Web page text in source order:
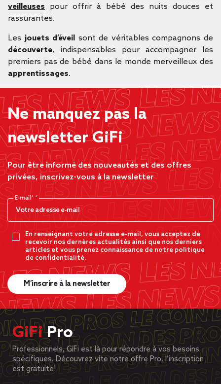
veilleuses pour offrir à bébé des nuits douces et
rassurantes.
Les jouets d’éveil sont de véritables compagnons de
découverte, indispensables pour accompagner les
premiers pas de bébé dans le monde merveilleux des
apprentissages.
Ne manquez pas la
newsletter GiFi
Pour être informé des nouveautés et des offres
privées, inscrivez-vous à la newsletter
E-mail*
En renseignant votre adresse e-mail, vous acceptez de
recevoir nos dernères actualités ainsi que nos derniers
articles et vous prenez connaissance de notre politique
de confidentialité.
M’inscrire à la newsletter
GiFiPro
Professionnels, GiFi est là pour répondre à vos besoins
spécifiques. Découvrez vite notre offre Pro, l’inscription
est gratuite!